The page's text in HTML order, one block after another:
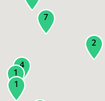
4
7
1
2
1